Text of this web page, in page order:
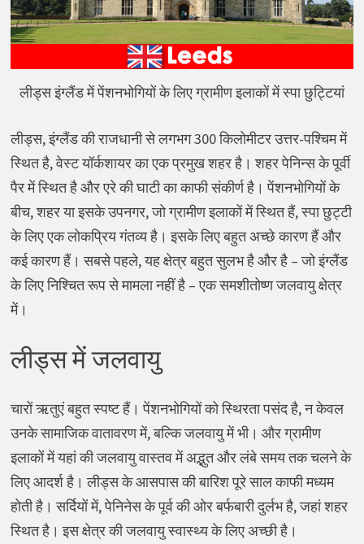
लीड्स इंग्लैंड में पेंशनभोगियों के लिए ग्रामीण इलाकों में स्पा छुट्टियां
लीड्स, इंग्लैंड की राजधानी से लगभग 300 किलोमीटर उत्तर-पश्चिम में
स्थित है, वेस्ट यॉर्कशायर का एक प्रमुख शहर है। शहर पेनिन्स के पूर्वी
पैर में स्थित है और एरे की घाटी का काफी संकीर्ण है। पेंशनभोगियों के
बीच, शहर या इसके उपनगर, जो ग्रामीण इलाकों में स्थित हैं, स्पा छुट्टी
के लिए एक लोकप्रिय गंतव्य है। इसके लिए बहुत अच्छे कारण हैं और
कई कारण हैं। सबसे पहले, यह क्षेत्र बहुत सुलभ है और है – जो इंग्लैंड
के लिए निश्चित रूप से मामला नहीं है – एक समशीतोष्ण जलवायु क्षेत्र
में।
लीड्स में जलवायु
चारों ऋतुएं बहुत स्पष्ट हैं। पेंशनभोगियों को स्थिरता पसंद है, न केवल
उनके सामाजिक वातावरण में, बल्कि जलवायु में भी। और ग्रामीण
इलाकों में यहां की जलवायु वास्तव में अद्भुत और लंबे समय तक चलने के
लिए आदर्श है। लीड्स के आसपास की बारिश पूरे साल काफी मध्यम
होती है। सर्दियों में, पेनिनेस के पूर्व की ओर बर्फबारी दुर्लभ है, जहां शहर
स्थित है। इस क्षेत्र की जलवायु स्वास्थ्य के लिए अच्छी है।